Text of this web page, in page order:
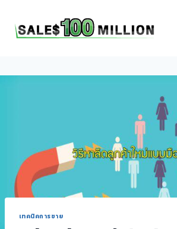
เทคนิคการขาย